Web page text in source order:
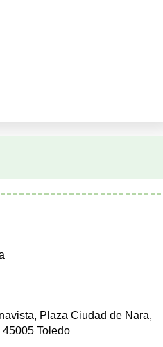
Plaza Ciudad de Nara,
Toledo